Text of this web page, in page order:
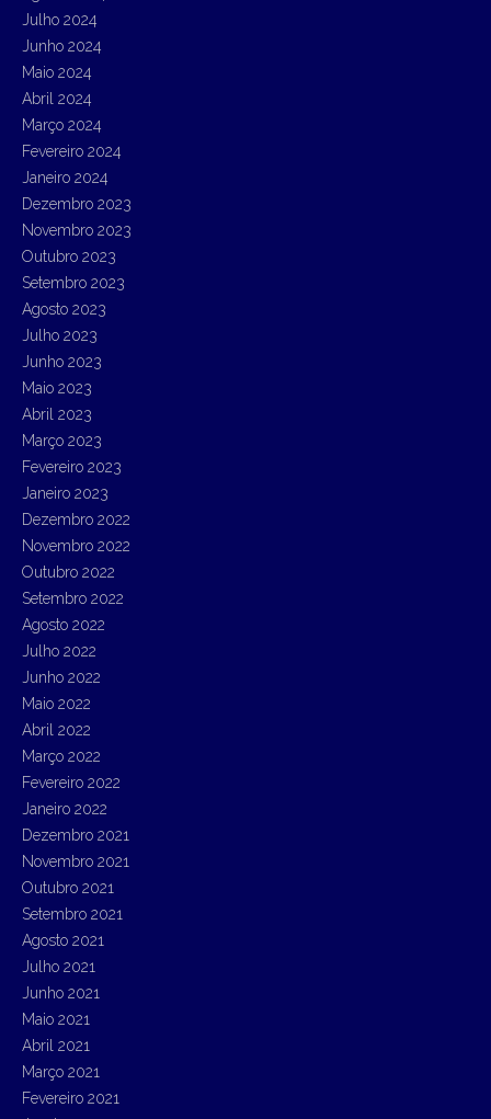
Julho 2024
Junho 2024
Maio 2024
Abril 2024
Março 2024
Fevereiro 2024
Janeiro 2024
Dezembro 2023
Novembro 2023
Outubro 2023
Setembro 2023
Agosto 2023
Julho 2023
Junho 2023
Maio 2023
Abril 2023
Março 2023
Fevereiro 2023
Janeiro 2023
Dezembro 2022
Novembro 2022
Outubro 2022
Setembro 2022
Agosto 2022
Julho 2022
Junho 2022
Maio 2022
Abril 2022
Março 2022
Fevereiro 2022
Janeiro 2022
Dezembro 2021
Novembro 2021
Outubro 2021
Setembro 2021
Agosto 2021
Julho 2021
Junho 2021
Maio 2021
Abril 2021
Março 2021
Fevereiro 2021